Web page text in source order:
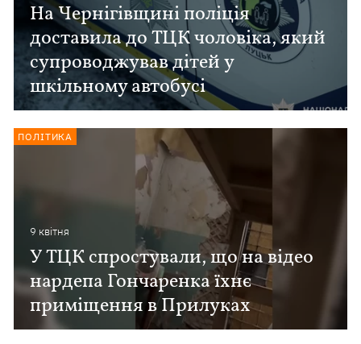
На Чернігівщині поліція
доставила до ТЦК чоловіка, який
супроводжував дітей у
шкільному автобусі
9 квiтня
У ТЦК спростували, що на відео
нардепа Гончаренка їхнє
приміщення в Прилуках
ПОЛІТИКА